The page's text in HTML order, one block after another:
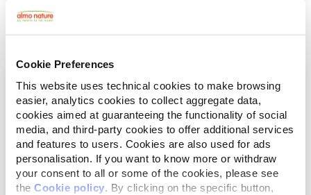
Cookie Preferences
This website uses technical cookies to make browsing
easier, analytics cookies to collect aggregate data,
cookies aimed at guaranteeing the functionality of social
media, and third-party cookies to offer additional services
and features to users. Cookies are also used for ads
personalisation. If you want to know more or withdraw
your consent to all or some of the cookies, please see
the Cookie policy . By clicking on the specific button,